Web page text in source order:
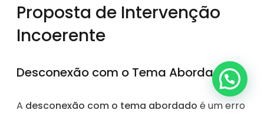
Proposta de Intervenção
Incoerente
Desconexão com o Tema Abordado
A desconexão com o tema abordado é um erro